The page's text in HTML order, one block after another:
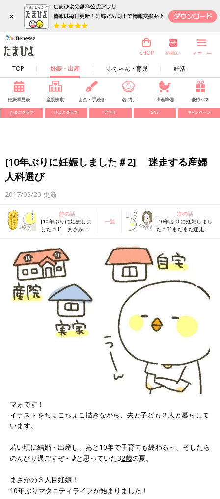
×
TOP 妊娠・出産 赤ちゃん・育児 妊活
SHOP 内祝い メニュー
妊娠早見表 産院検索 お金・手続き 名づけ 出産準備 優待パス
たまごクラブ ひよこクラブ アプリ SNS キャンペーン
[10年ぶりに妊娠しました＃2] 迷走する産婦
人科選び
2017/08/23 更新
前の話
[10年ぶりに妊娠しま
した＃1] まさか
一覧
次の話
[10年ぶりに妊娠しまし
た＃3]まだまだ迷走す
マォです！
イラストをちょこちょこ描きながら、夫と子ども２人と暮らして
います。
若い頃に結婚・出産し、あと10年で子育ても終わる～、そしたら
のんびり過ごすぞ～♪と思っていた32歳の夏。
まさかの３人目妊娠！
10年ぶりマタニティライフが始まりました！